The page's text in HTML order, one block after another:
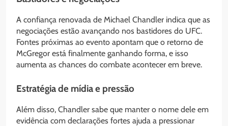
A confiança renovada de Michael Chandler indica que as
negociações estão avançando nos bastidores do UFC.
Fontes próximas ao evento apontam que o retorno de
McGregor está finalmente ganhando forma, e isso
aumenta as chances do combate acontecer em breve.
Estratégia de mídia e pressão
Além disso, Chandler sabe que manter o nome dele em
evidência com declarações fortes ajuda a pressionar